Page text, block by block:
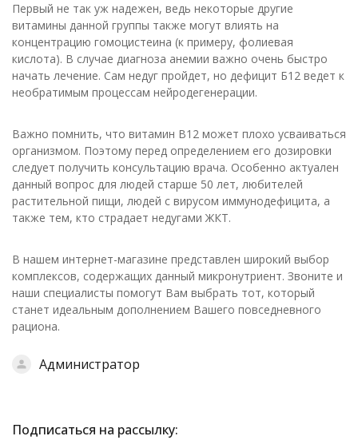
Первый не так уж надежен, ведь некоторые другие
витамины данной группы также могут влиять на
концентрацию гомоцистеина (к примеру, фолиевая
кислота). В случае диагноза анемии важно очень быстро
начать лечение. Сам недуг пройдет, но дефицит Б12 ведет к
необратимым процессам нейродегенерации.
Важно помнить, что витамин B12 может плохо усваиваться
организмом. Поэтому перед определением его дозировки
следует получить консультацию врача. Особенно актуален
данный вопрос для людей старше 50 лет, любителей
растительной пищи, людей с вирусом иммунодефицита, а
также тем, кто страдает недугами ЖКТ.
В нашем интернет-магазине представлен широкий выбор
комплексов, содержащих данный микронутриент. Звоните и
наши специалисты помогут Вам выбрать тот, который
станет идеальным дополнением Вашего повседневного
рациона.
Администратор
Подписаться на рассылку: